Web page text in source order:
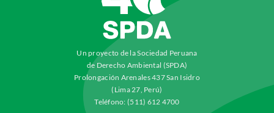
Un proyecto de la Sociedad Peruana
de Derecho Ambiental (SPDA)
Prolongación Arenales 437 San Isidro
(Lima 27, Perú)
Teléfono: (511) 612 4700